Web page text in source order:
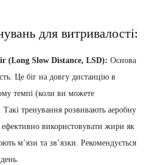
для витривалості:
(Long Slow Distance, LSD): Основа
Це біг на довгу дистанцію в
темпі (коли ви можете
тренування розвивають аеробну
ефективно використовувати жири як
м’язи та зв’язки. Рекомендується